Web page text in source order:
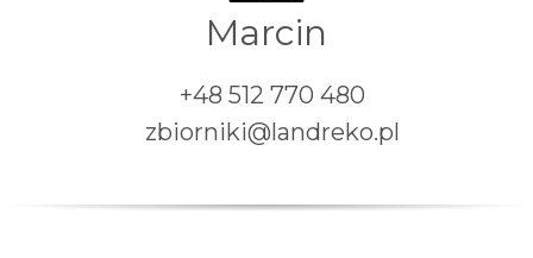
Marcin
+48 512 770 480
zbiorniki@landreko.pl